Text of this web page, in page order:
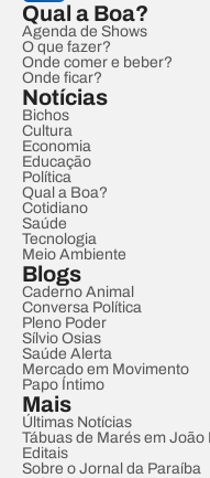
Qual a Boa?
Agenda de Shows
O que fazer?
Onde comer e beber?
Onde ficar?
Notícias
Bichos
Cultura
Economia
Educação
Política
Qual a Boa?
Cotidiano
Saúde
Tecnologia
Meio Ambiente
Blogs
Caderno Animal
Conversa Política
Pleno Poder
Sílvio Osias
Saúde Alerta
Mercado em Movimento
Papo Íntimo
Mais
Últimas Notícias
Tábuas de Marés em João
Editais
Sobre o Jornal da Paraíba